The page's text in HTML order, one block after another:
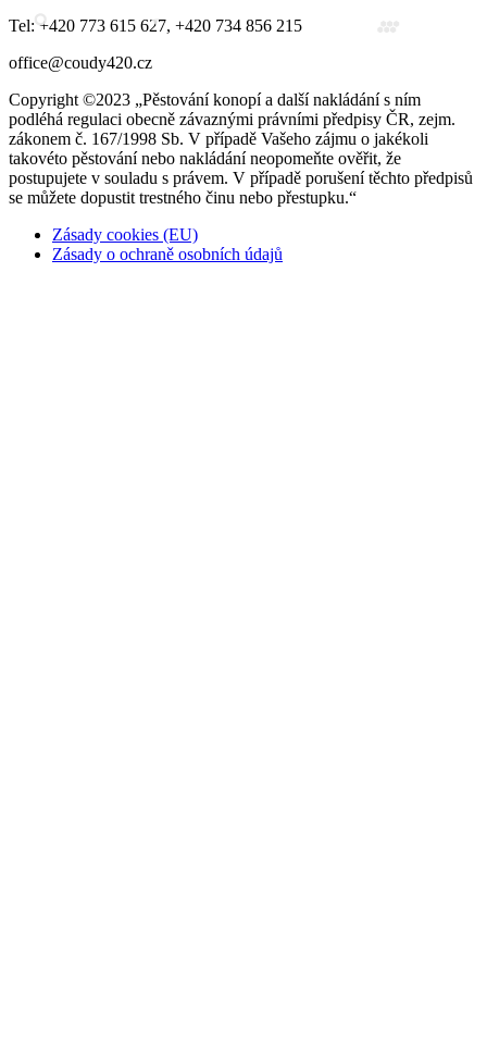
Tel: +420 773 615 627, +420 734 856 215
office@coudy420.cz
Copyright ©2023 „Pěstování konopí a další nakládání s ním
podléhá regulaci obecně závaznými právními předpisy ČR, zejm.
zákonem č. 167/1998 Sb. V případě Vašeho zájmu o jakékoli
takovéto pěstování nebo nakládání neopomeňte ověřit, že
postupujete v souladu s právem. V případě porušení těchto předpisů
se můžete dopustit trestného činu nebo přestupku.“
Zásady cookies (EU)
Zásady o ochraně osobních údajů